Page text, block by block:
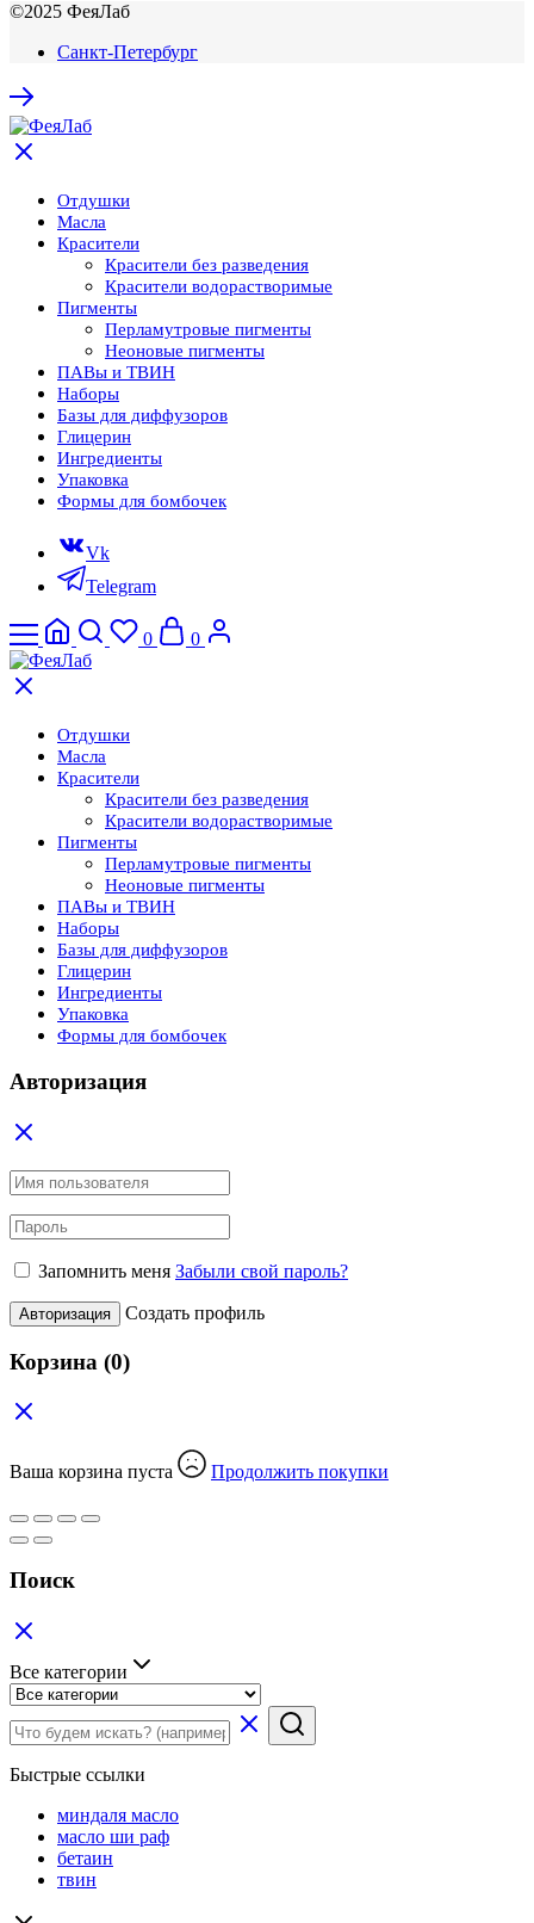
©2025 ФеяЛаб
Санкт-Петербург
Отдушки
Масла
Красители
Красители без разведения
Красители водорастворимые
Пигменты
Перламутровые пигменты
Неоновые пигменты
ПАВы и ТВИН
Наборы
Базы для диффузоров
Глицерин
Ингредиенты
Упаковка
Формы для бомбочек
Vk
Telegram
0 0
Отдушки
Масла
Красители
Красители без разведения
Красители водорастворимые
Пигменты
Перламутровые пигменты
Неоновые пигменты
ПАВы и ТВИН
Наборы
Базы для диффузоров
Глицерин
Ингредиенты
Упаковка
Формы для бомбочек
Авторизация
Запомнить меня Забыли свой пароль?
Авторизация Создать профиль
Корзина (0)
Ваша корзина пуста Продолжить покупки
Поиск
Все категории
Быстрые ссылки
миндаля масло
масло ши раф
бетаин
твин